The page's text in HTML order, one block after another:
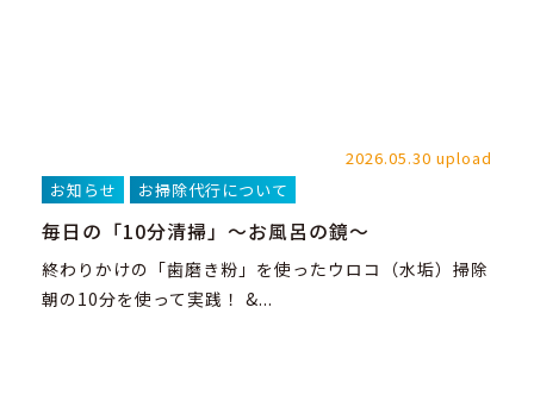
2026.05.30 upload
お知らせ
お掃除代行について
毎日の「10分清掃」～お風呂の鏡～
終わりかけの「歯磨き粉」を使ったウロコ（水垢）掃除
朝の10分を使って実践！ &...